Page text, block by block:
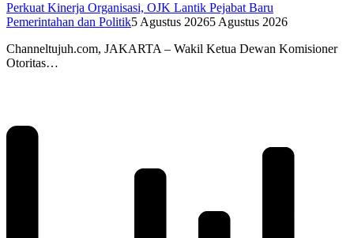
Perkuat Kinerja Organisasi, OJK Lantik Pejabat Baru
Pemerintahan dan Politik5 Agustus 20265 Agustus 2026
Channeltujuh.com, JAKARTA – Wakil Ketua Dewan Komisioner
Otoritas…